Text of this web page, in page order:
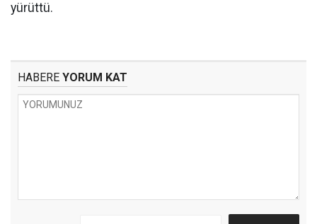
yürüttü.
HABERE YORUM KAT